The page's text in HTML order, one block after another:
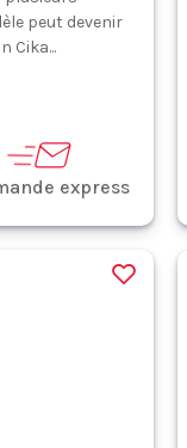
peut devenir
Cika...
express